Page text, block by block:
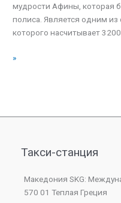
мудрости Афины, которая
полиса. Является одним
которого насчитывает
»
Такси-станция
Македония SKG:
570 01 Теплая Греция